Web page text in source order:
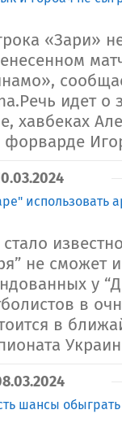
«Зари»
идет о
хавбеках
использовать
стало
не сможет
у
в
в
шансы